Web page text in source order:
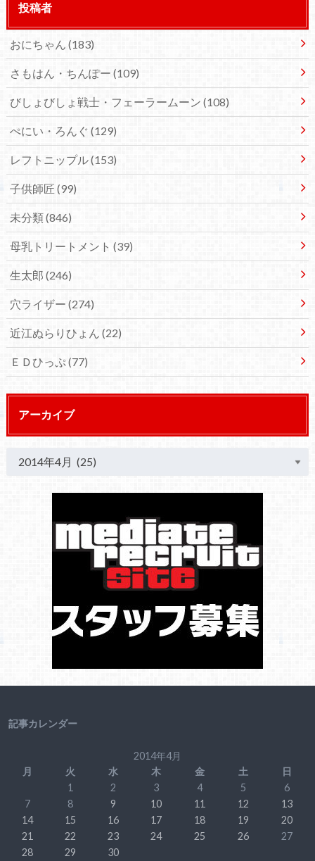
投稿者
おにちゃん (183)
さもはん・ちんぽー (109)
びしょびしょ戦士・フェーラームーン (108)
ぺにい・ろんぐ (129)
レフトニップル(153)
子供師匠 (99)
未分類(846)
母乳トリートメント (39)
生太郎 (246)
穴ライザー (274)
近江ぬらりひょん (22)
ＥＤひっぷ(77)
アーカイブ
記事カレンダー
2014年4月
月
火 水 木 金 土
日
1
2 3 4 5
6
7
8 9 10 11 12
13
14
15 16 17 18 19
20
21
22 23 24 25 26
27
28
29 30